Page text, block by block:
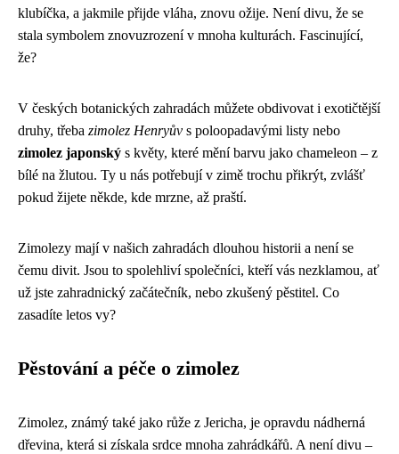
klubíčka, a jakmile přijde vláha, znovu ožije. Není divu, že se
stala symbolem znovuzrození v mnoha kulturách. Fascinující,
že?
V českých botanických zahradách můžete obdivovat i exotičtější
druhy, třeba zimolez Henryův s poloopadavými listy nebo
zimolez japonský s květy, které mění barvu jako chameleon – z
bílé na žlutou. Ty u nás potřebují v zimě trochu přikrýt, zvlášť
pokud žijete někde, kde mrzne, až praští.
Zimolezy mají v našich zahradách dlouhou historii a není se
čemu divit. Jsou to spolehliví společníci, kteří vás nezklamou, ať
už jste zahradnický začátečník, nebo zkušený pěstitel. Co
zasadíte letos vy?
Pěstování a péče o zimolez
Zimolez, známý také jako růže z Jericha, je opravdu nádherná
dřevina, která si získala srdce mnoha zahrádkářů. A není divu –